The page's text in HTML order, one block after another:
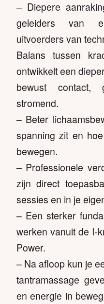
– Diepere
geleiders van
uitvoerders van
Balans tussen
ontwikkelt een
bewust contact,
stromend.
– Beter
spanning zit en
bewegen.
– Professionele
zijn direct
sessies en in je
– Een sterker
werken vanuit de I-
Power.
– Na afloop kun je
tantramassage
en energie in